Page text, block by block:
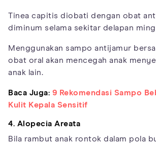
Tinea capitis diobati dengan obat
diminum selama sekitar delapan
Menggunakan sampo antijamur
obat oral akan mencegah anak
anak lain.
Baca Juga: 9 Rekomendasi Sampo
Kulit Kepala Sensitif
4. Alopecia Areata
Bila rambut anak rontok dalam pola